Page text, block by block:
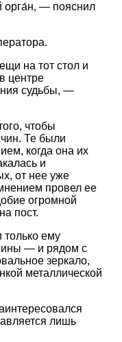
орга́н, — пояснил
на тот стол и
центре
судьбы, —
чтобы
Те были
когда она их
и
от нее уже
провел ее
огромной
пост.
ему
— и рядом с
зеркало,
металлической
лишь